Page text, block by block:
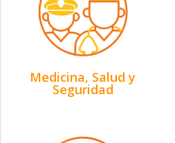
Medicina, Salud y
Seguridad